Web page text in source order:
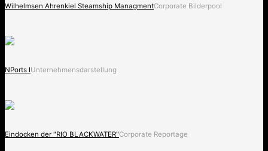
Wilhelmsen Ahrenkiel Steamship ManagmentCorporate Bilderpool
NPorts IUnternehmensdarstellung
Eindocken der "RIO BLACKWATER"Corporate Reportage